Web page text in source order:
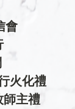
會
火化禮
主禮